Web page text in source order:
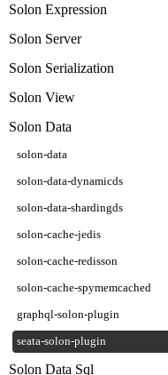
Solon Expression
Solon Server
Solon Serialization
Solon View
Solon Data
solon-data
solon-data-dynamicds
solon-data-shardingds
solon-cache-jedis
solon-cache-redisson
solon-cache-spymemcached
graphql-solon-plugin
seata-solon-plugin
Solon Data Sql